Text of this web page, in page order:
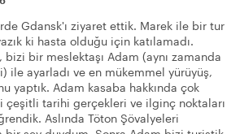
Gdansk'ı ziyaret ettik. Marek ile bir tur
ki hasta olduğu için katılamadı.
bizi bir meslektaşı Adam (aynı zamanda
ile ayarladı ve en mükemmel yürüyüş,
yaptık. Adam kasaba hakkında çok
çeşitli tarihi gerçekleri ve ilginç noktaları
Aslında Töton Şövalyeleri